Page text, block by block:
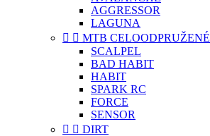
AGGRESSOR
LAGUNA
  MTB CELOODPRUŽENÉ
SCALPEL
BAD HABIT
HABIT
SPARK RC
FORCE
SENSOR
  DIRT